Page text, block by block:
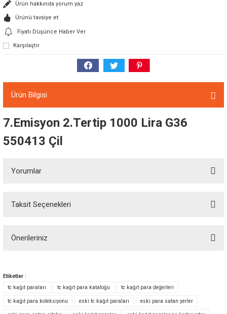
Ürün hakkında yorum yaz
Ürünü tavsiye et
Fiyatı Düşünce Haber Ver
Karşılaştır
Ürün Bilgisi
7.Emisyon 2.Tertip 1000 Lira G36
550413 Çil
Yorumlar
Taksit Seçenekleri
Önerileriniz
Görüş ve önerileriniz için teşekkür ederiz.
Etiketler :
tc kağıt paraları
tc kağıt para kataloğu tc kağıt para değerleri
tc kağıt para koleksiyonu eski tc kağıt paraları eski para satan yerler